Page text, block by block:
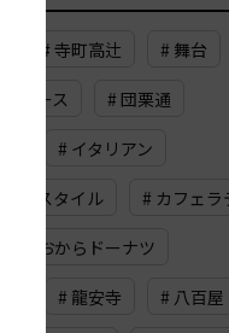
# 寺町高辻 # 舞台
ルソース # 団栗通
# イタリアン
ルンスタイル # カフェラ
# おからドーナツ
# 龍安寺 # 八百屋